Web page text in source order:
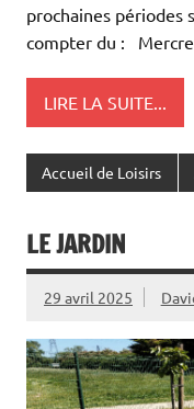
prochaines périodes
compter du :
LIRE LA SUITE...
Accueil de Loisirs
LE JARDIN
29 avril 2025